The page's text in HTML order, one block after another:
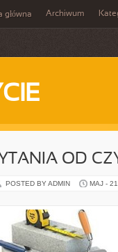
główna Archiwum
OD
POSTED BY ADMIN MAJ -